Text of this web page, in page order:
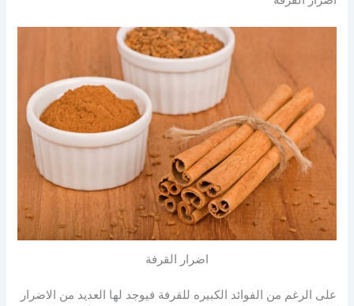
اضرار القرفة
على الرغم من الفوائد الكبيره للقرفة فيوجد لها العديد من الاضرار